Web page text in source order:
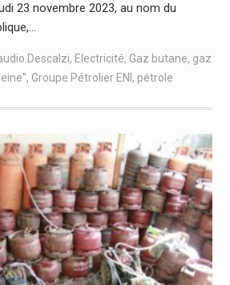
23 novembre 2023, au nom du
Descalzi, Electricité, Gaz butane, gaz
, Groupe Pétrolier ENI , pétrole